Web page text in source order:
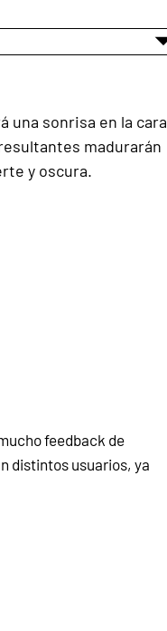
una sonrisa en la cara
madurarán
y oscura.
feedback de
distintos usuarios, ya